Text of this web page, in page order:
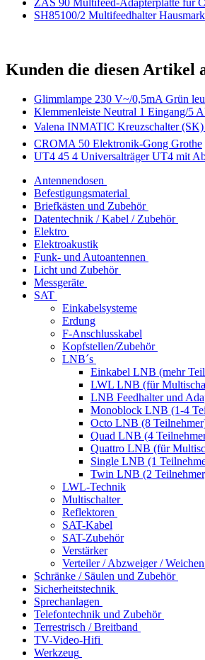
SH85100/2 Multifeedhalter
Kunden die diesen Artikel
Glimmlampe 230 V~/0,5mA Grün
Klemmenleiste Neutral 1 Eingang/5
Valena INMATIC Kreuzschalter
CROMA 50 Elektronik-Gong Grothe
UT4 45 4 Universalträger UT4 mit
Antennendosen
Befestigungsmaterial
Briefkästen und Zubehör
Datentechnik / Kabel / Zubehör
Elektro
Elektroakustik
Funk- und Autoantennen
Licht und Zubehör
Messgeräte
SAT
Einkabelsysteme
Erdung
F-Anschlusskabel
Kopfstellen/Zubehör
LNB´s
Einkabel LNB (mehr
LWL LNB (für
LNB Feedhalter und
Monoblock LNB (1-4
Octo LNB (8
Quad LNB (4
Quattro LNB (für
Single LNB (1
Twin LNB (2
LWL-Technik
Multischalter
Reflektoren
SAT-Kabel
SAT-Zubehör
Verstärker
Verteiler / Abzweiger / Weichen
Schränke / Säulen und Zubehör
Sicherheitstechnik
Sprechanlagen
Telefontechnik und Zubehör
Terrestrisch / Breitband
TV-Video-Hifi
Werkzeug